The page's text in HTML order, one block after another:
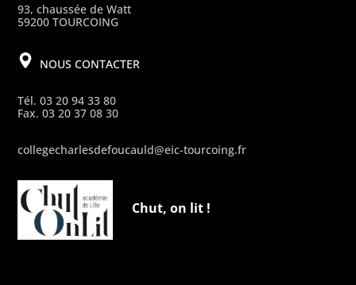
93, chaussée de Watt
59200 TOURCOING
NOUS CONTACTER
Tél. 03 20 94 33 80
Fax. 03 20 37 08 30
collegecharlesdefoucauld@eic-tourcoing.fr
Chut, on lit !